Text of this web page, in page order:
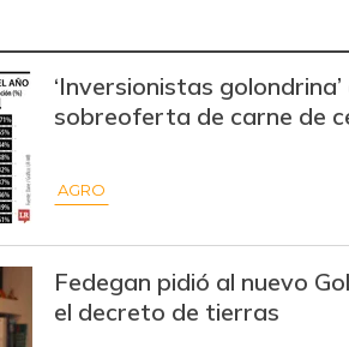
$ 9.472,00 -$ 414,50
$ 37.130,00
$ 12.381,20 +$ 6,20
‘Inversionistas golondrina’
sobreoferta de carne de
AGRO
Fedegan pidió al nuevo
el decreto de tierras